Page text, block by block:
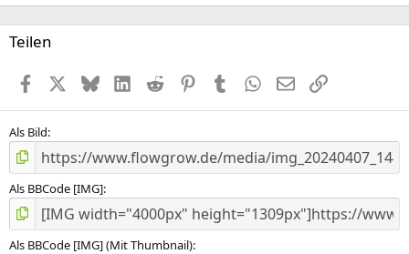
Teilen
FacebookX (Twitter)
BlueskyLinkedInReddit PinterestTumblr WhatsApp
E-MailLink
Als Bild
Als BBCode [IMG]
Als BBCode [IMG] (Mit Thumbnail)